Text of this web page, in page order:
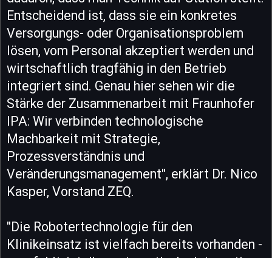
Entscheidend ist, dass sie ein konkretes
Versorgungs- oder Organisationsproblem
lösen, vom Personal akzeptiert werden und
wirtschaftlich tragfähig in den Betrieb
integriert sind. Genau hier sehen wir die
Stärke der Zusammenarbeit mit Fraunhofer
IPA: Wir verbinden technologische
Machbarkeit mit Strategie,
Prozessverständnis und
Veränderungsmanagement", erklärt Dr. Nico
Kasper, Vorstand ZEQ.
"Die Robotertechnologie für den
Klinikeinsatz ist vielfach bereits vorhanden -